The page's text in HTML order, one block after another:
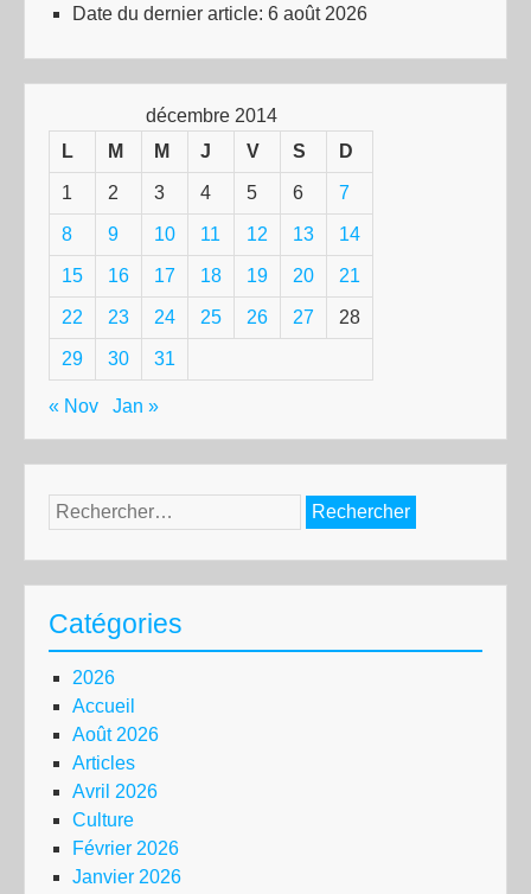
Date du dernier article: 6 août 2026
décembre 2014
L
M M J V S D
1 2 3 4 5 6 7
8 9 10 11 12 13 14
15 16 17 18 19 20 21
22 23 24 25 26 27 28
29 30 31
« Nov Jan »
Rechercher :
Catégories
2026
Accueil
Août 2026
Articles
Avril 2026
Culture
Février 2026
Janvier 2026